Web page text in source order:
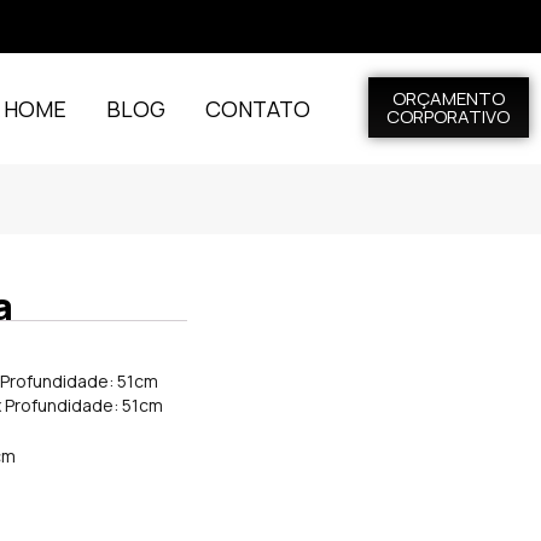
BLOG CONTATO ORÇAMENTO
CORPORATIVO
51cm
51cm